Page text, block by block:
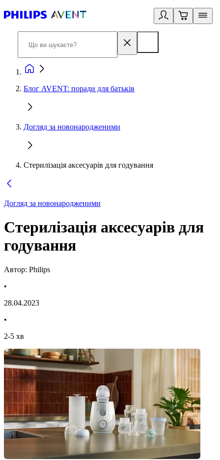
Блог AVENT: поради для батьків
Догляд за новонародженими
Стерилізація аксесуарів для годування
Догляд за новонародженими
Стерилізація аксесуарів для
годування
Автор: Philips
•
28.04.2023
•
2-5 хв